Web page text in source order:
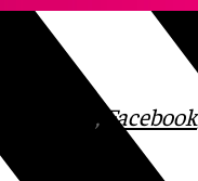
, Facebook